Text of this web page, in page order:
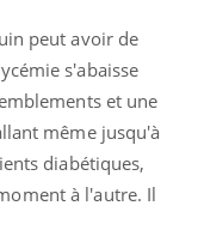
peut avoir de
s'abaisse
et une
même jusqu'à
diabétiques,
à l'autre. Il